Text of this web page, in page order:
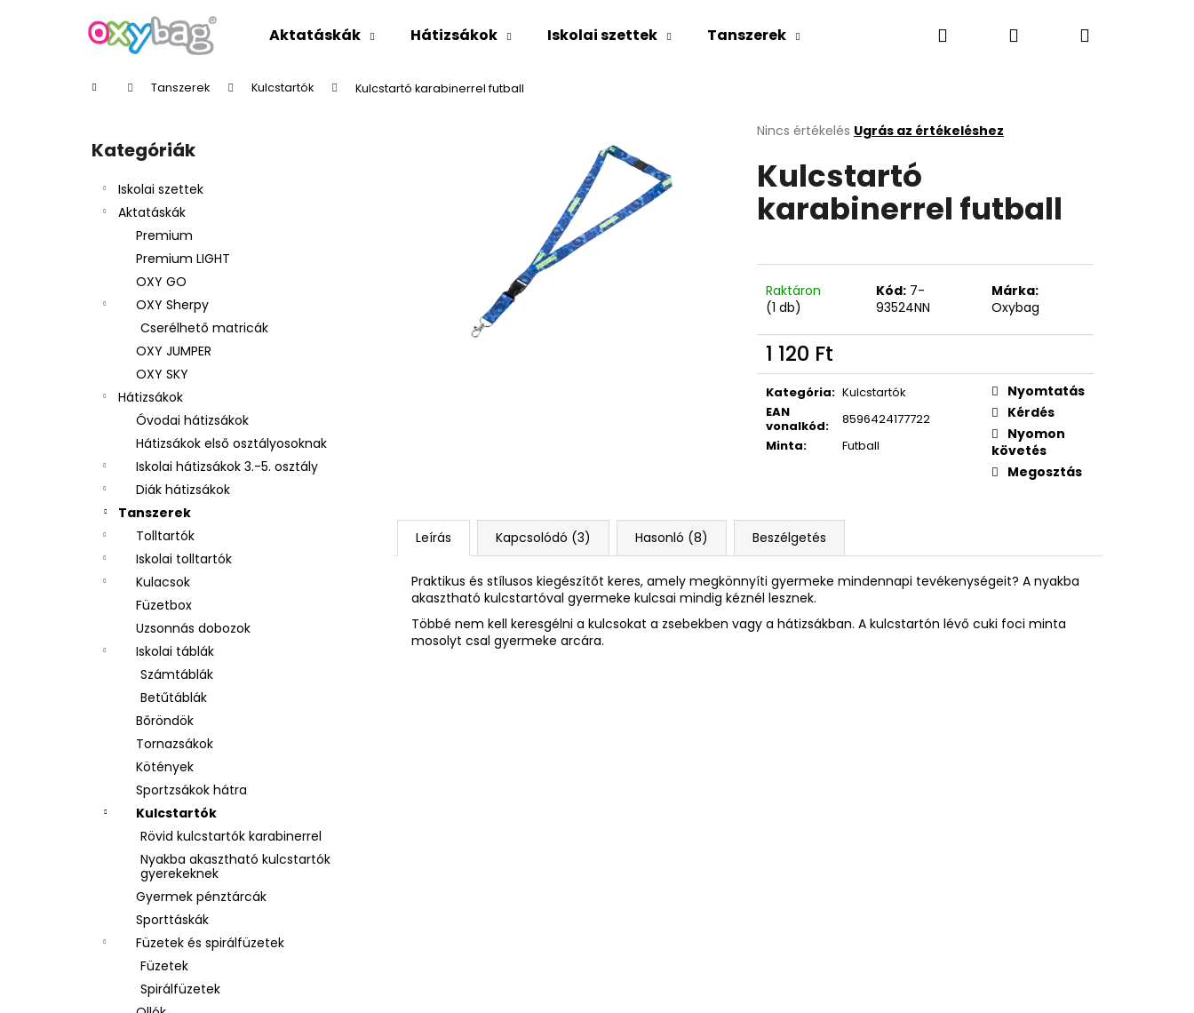
Aktatáskák Hátizsákok Iskolai szettek Tanszerek KeresésBejelentkezés
Kosár
KezdőlapTanszerek Kulcstartók Kulcstartó karabinerrel futball
Kategóriák
átugrása
Kategóriák
Iskolai szettek
Aktatáskák
Premium
Premium LIGHT
OXY GO
OXY Sherpy
Cserélhető matricák
OXY JUMPER
OXY SKY
Hátizsákok
Óvodai hátizsákok
Hátizsákok első osztályosoknak
Iskolai hátizsákok 3.-5. osztály
Diák hátizsákok
Tanszerek
Tolltartók
Iskolai tolltartók
Kulacsok
Füzetbox
Uzsonnás dobozok
Iskolai táblák
Számtáblák
Betűtáblák
Bőröndök
Tornazsákok
Kötények
Sportzsákok hátra
Kulcstartók
Rövid kulcstartók karabinerrel
Nyakba akasztható kulcstartók
gyerekeknek
Gyermek pénztárcák
Sporttáskák
Füzetek és spirálfüzetek
Füzetek
Spirálfüzetek
A
átlagos
értékelése
5-
ből
Nincs értékelés Ugrás az értékeléshez
Kulcstartó
karabinerrel futball
Raktáron
(1 db)
Kód: 7-
93524NN
Márka:
Oxybag
1 120 Ft
Egységár:
Kategória: Kulcstartók
EAN
vonalkód:
8596424177722
Minta: Futball
Nyomtatás
Kérdés
Nyomon
követés
Megosztás
Leírás Kapcsolódó (3) Hasonló (8) Beszélgetés
Praktikus és stílusos kiegészítőt keres, amely megkönnyíti gyermeke mindennapi tevékenységeit? A nyakba
akasztható kulcstartóval gyermeke kulcsai mindig kéznél lesznek.
Többé nem kell keresgélni a kulcsokat a zsebekben vagy a hátizsákban. A kulcstartón lévő cuki foci minta
mosolyt csal gyermeke arcára.
Vissza
Vissza
Mit keres?
KERESÉS
Ajánljuk
UZSONNÁS DOBOZ REKESSZEL LÓ
ROMANTIC HORSE GIRL
2 250 Ft
GYEREKOLLÓ FOCI